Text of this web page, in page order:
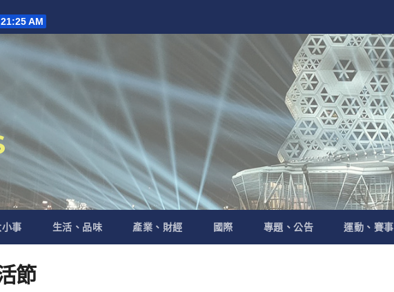
AM
事 生活、品味 產業、財經 國際 專題、公告 運動、賽事
節